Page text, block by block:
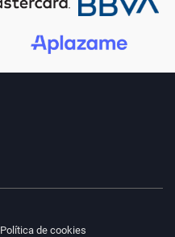
Política de cookies